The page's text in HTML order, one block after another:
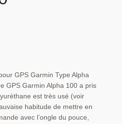
GPS Garmin Type Alpha
GPS Garmin Alpha 100 a pris
est très usé (voir
habitude de mettre en
avec l’ongle du pouce,